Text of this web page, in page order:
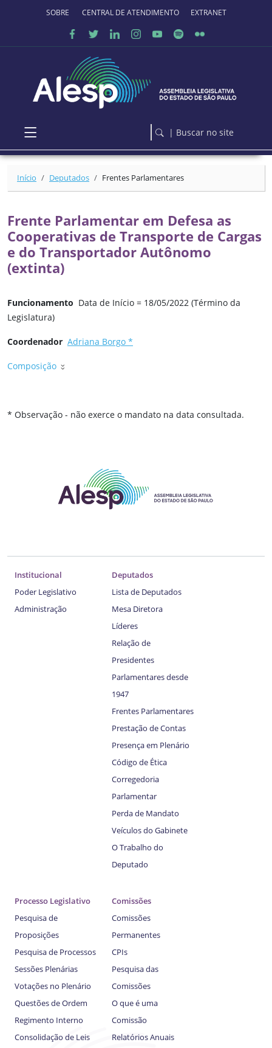
Ir para o conteúdo principal
SOBRE O PORTALCENTRAL DE ATENDIMENTO EXTRANET
| Buscar no site
Início Deputados Frentes Parlamentares
Frente Parlamentar em Defesa as
Cooperativas de Transporte de Cargas
e do Transportador Autônomo
(extinta)
Funcionamento Data de Início = 18/05/2022 (Término da
Legislatura)
Coordenador Adriana Borgo *
Composição
* Observação - não exerce o mandato na data consultada.
Institucional
Poder Legislativo
Administração
Deputados
Lista de Deputados
Mesa Diretora
Líderes
Relação de
Presidentes
Parlamentares desde
1947
Frentes Parlamentares
Prestação de Contas
Presença em Plenário
Código de Ética
Corregedoria
Parlamentar
Perda de Mandato
Veículos do Gabinete
O Trabalho do
Deputado
Processo Legislativo
Pesquisa de
Proposições
Pesquisa de Processos
Sessões Plenárias
Votações no Plenário
Questões de Ordem
Regimento Interno
Consolidação de Leis
Comissões
Comissões
Permanentes
CPIs
Pesquisa das
Comissões
O que é uma
Comissão
Relatórios Anuais